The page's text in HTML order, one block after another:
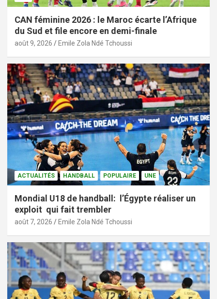
CAN féminine 2026 : le Maroc écarte l’Afrique
du Sud et file encore en demi-finale
août 9, 2026 Emile Zola Ndé Tchoussi
ACTUALITÉS HANDBALL POPULAIRE UNE
Mondial U18 de handball: l’Égypte réaliser un
exploit qui fait trembler
août 7, 2026 Emile Zola Ndé Tchoussi